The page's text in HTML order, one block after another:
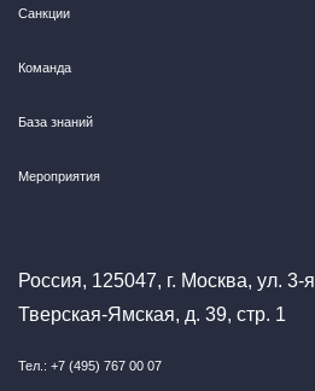
Санкции
Команда
База знаний
Мероприятия
Россия, 125047, г. Москва, ул. 3-я
Тверская-Ямская, д. 39, стр. 1
Тел.: +7 (495) 767 00 07